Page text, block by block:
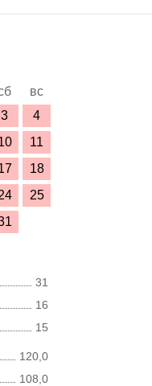
вс
3
4
11
18
25
31
16
15
120,0
108,0